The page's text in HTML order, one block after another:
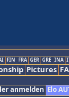
FIN FRA GER GRE INA
Pictures
anmelden Elo